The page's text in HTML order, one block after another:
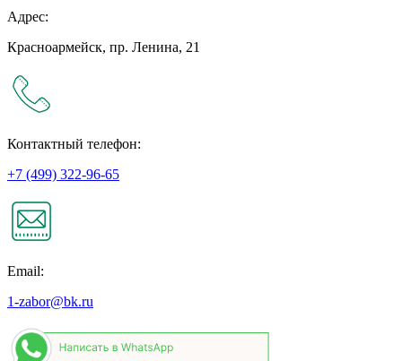
Адрес:
Красноармейск, пр. Ленина, 21
Контактный телефон:
+7 (499) 322-96-65
Email:
1-zabor@bk.ru